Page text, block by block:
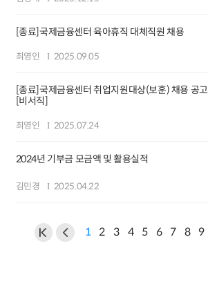
[종료]국제금융센터 육아휴직 대체직원 채용
최영인
2025.09.05
[종료]국제금융센터 취업지원대상(보훈) 채용 공고
[비서직]
최영인
2025.07.24
2024년 기부금 모금액 및 활용실적
김민경
2025.04.22
1 2 3 4 5 6 7 8 9